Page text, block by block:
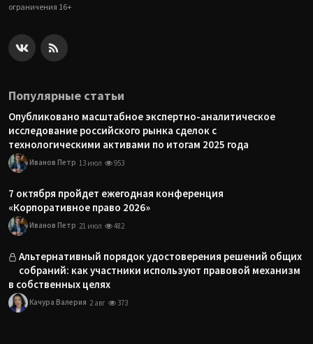
ограничения 16+
Популярные статьи
Опубликовано масштабное экспертно-аналитическое
исследование российского рынка сделок с
технологическими активами по итогам 2025 года
Иванов Петр 13 июл 953
7 октября пройдет ежегодная конференция
«Корпоративное право 2026»
Иванов Петр 21 июл 482
Альтернативный порядок удостоверения решений общих
собраний: как участники используют правовой механизм
в собственных целях
Качура Валерия 2 авг 373